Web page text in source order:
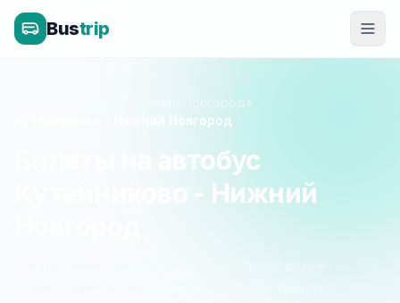
Bustrip
Донецк - Нижний Новгород»
Кутейниково - Нижний Новгород
Билеты на автобус
Кутейниково - Нижний